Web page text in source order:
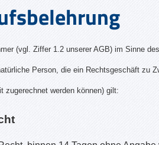
(vgl. Ziffer 1.2 unserer AGB) im Sinne
Person, die ein Rechtsgeschäft zu
zugerechnet werden können) gilt: